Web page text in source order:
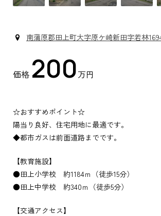
南蒲原郡田上町大字原ケ崎新田字若林
価格 200万円
☆おすすめポイント☆
陽当り良好、住宅用地に最適です。
◆都市ガスは前面道路までです。
【教育施設】
●田上小学校 約1184ｍ（徒歩15分）
●田上中学校 約340ｍ（徒歩5分）
【交通アクセス】